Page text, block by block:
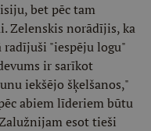
bet pēc tam
Zelenskis norādījis, ka
"iespēju logu"
ir sarīkot
iekšējo šķelšanos,"
abiem līderiem būtu
esot tieši